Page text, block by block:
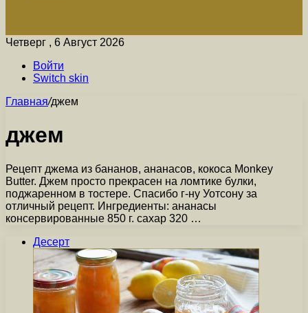
Четверг , 6 Август 2026
Войти
Switch skin
Главная/джем
джем
Рецепт джема из бананов, ананасов, кокоса Monkey
Butter. Джем просто прекрасен на ломтике булки,
поджаренном в тостере. Спасибо г-ну Уотсону за
отличный рецепт. Ингредиенты: ананасы
консервированные 850 г. сахар 320 …
Десерт